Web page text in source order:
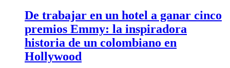
De trabajar en un hotel a ganar cinco
premios Emmy: la inspiradora
historia de un colombiano en
Hollywood